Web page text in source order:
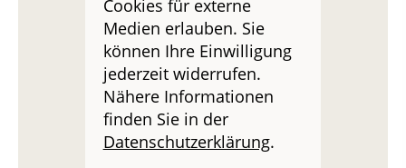
Cookies für externe
Medien erlauben. Sie
können Ihre Einwilligung
jederzeit widerrufen.
Nähere Informationen
finden Sie in der
Datenschutzerklärung.